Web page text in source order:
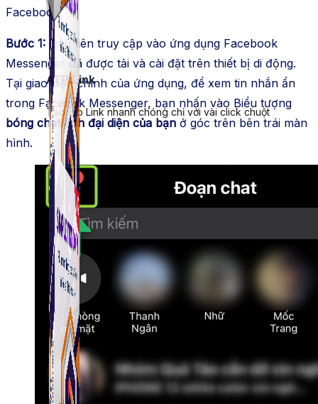
Simple Tikdown
Công cụ giúp bạn tải video Tiktok không có logo
ATP Link
Tạo Bio Link nhanh chóng chỉ với vài click chuột
Facebook.
Bước 1: Đầu tiên truy cập vào ứng dụng Facebook
Messenger đã được tải và cài đặt trên thiết bị di động.
Tại giao diện chính của ứng dụng, để xem tin nhắn ẩn
trong Facebok Messenger, bạn nhấn vào Biểu tượng
bóng chat ảnh đại diện của bạn ở góc trên bên trái màn
hình.